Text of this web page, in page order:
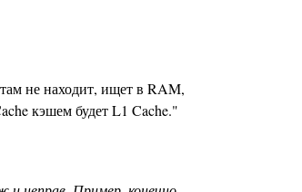
не находит, ищет в RAM,
кэшем будет L1 Cache."